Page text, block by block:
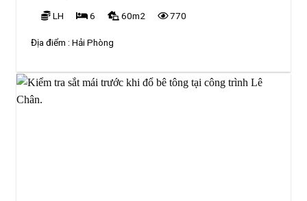
LH 6 60m2 770
Địa điểm :Hải Phòng